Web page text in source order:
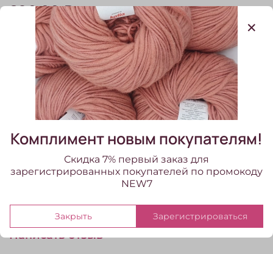
890.00 ₽
В наличии: 1 шт.
В корзину
В избранное
Добавить в сравнение
Regia 4-fadig Color (07390/утренний туман)
Написать отзыв
Комплимент новым покупателям!
Скидка 7% первый заказ для
зарегистрированных покупателей по промокоду
NEW7
Закрыть Зарегистрироваться